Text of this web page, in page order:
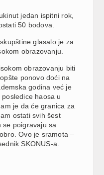
jedan ispitni rok,
50 bodova.
glasalo je za
obrazovanju.
obrazovanju biti
ponovo doći na
godina već je
haosa u
je da će granica za
ostati svih šest
se poigravaju sa
Ovo je sramota –
SKONUS-a.